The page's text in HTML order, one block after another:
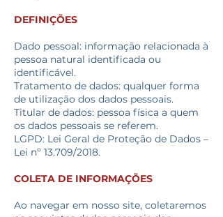
DEFINIÇÕES
Dado pessoal: informação relacionada à
pessoa natural identificada ou
identificável.
Tratamento de dados: qualquer forma
de utilização dos dados pessoais.
Titular de dados: pessoa física a quem
os dados pessoais se referem.
LGPD: Lei Geral de Proteção de Dados –
Lei nº 13.709/2018.
COLETA DE INFORMAÇÕES
Ao navegar em nosso site, coletaremos